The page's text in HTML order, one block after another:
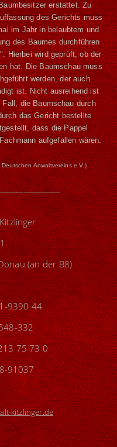
erstattet. Zu
des Gerichts muss
im Jahr in belaubtem und
des Baumes durchführen
Hierbei wird geprüft, ob der
hat. Die Baumschau muss
werden, der auch
ist. Nicht ausreihend ist
die Baumschau durch
das Gericht bestellte
dass die Pappel
aufgefallen wären.
Anwaltvereins e.V.)
(an der B8)
9390 44
332
75 73 0
91037
kitzlinger.de